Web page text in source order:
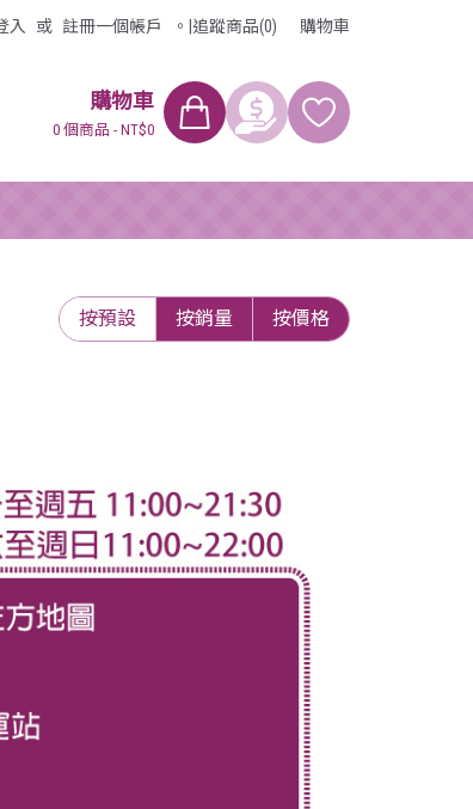
入 或 註冊一個帳戶 。 追蹤商品(0) 購物車
購物車
0 個商品 - NT$0
按預設 按銷量 按價格